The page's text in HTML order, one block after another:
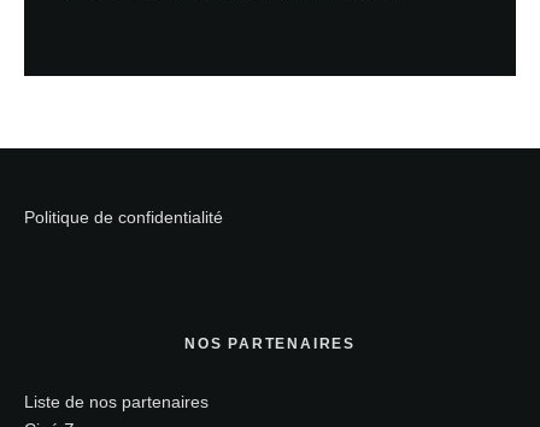
Politique de confidentialité
NOS PARTENAIRES
Liste de nos partenaires